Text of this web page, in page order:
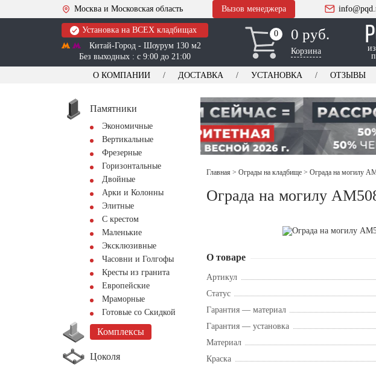
Москва и Московская область Вызов менеджера
Установка на ВСЕХ кладбищах
Китай-Город - Шоурум 130 м2
Без выходных : с 9:00 до 21:00
0
0 0 руб.
Корзина
О КОМПАНИИ ДОСТАВКА УСТАНОВКА ОТЗЫВЫ
Памятники
Экономичные
Вертикальные
Фрезерные
Горизонтальные
Двойные
Арки и Колонны
Элитные
С крестом
Маленькие
Эксклюзивные
Часовни и Голгофы
Кресты из гранита
Европейские
Мраморные
Готовые со Скидкой
Комплексы
Цоколя
Главная > Ограды на кладбище > Ограда на могилу
Ограда на могилу
О товаре
Артикул
Статус
Гарантия — материал
Гарантия — установка
Материал
Краска